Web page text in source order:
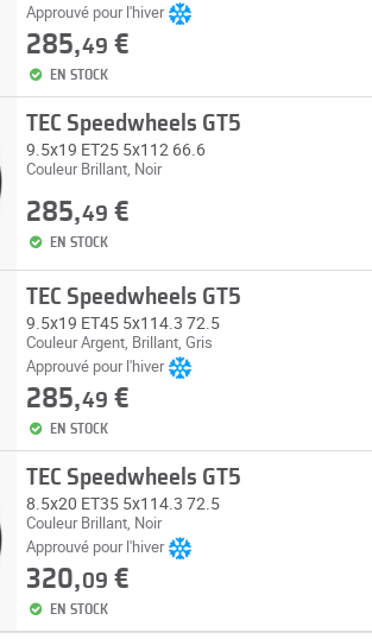
Approuvé pour l'hiver
285,49 €
EN STOCK
TEC Speedwheels GT5
9.5x19 ET25 5x112 66.6
Couleur Brillant, Noir
285,49 €
EN STOCK
TEC Speedwheels GT5
9.5x19 ET45 5x114.3 72.5
Couleur Argent, Brillant, Gris
Approuvé pour l'hiver
285,49 €
EN STOCK
TEC Speedwheels GT5
8.5x20 ET35 5x114.3 72.5
Couleur Brillant, Noir
Approuvé pour l'hiver
320,09 €
EN STOCK